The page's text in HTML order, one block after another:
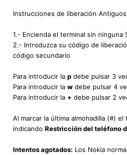
Instrucciones de liberación
1.- Encienda el terminal sin ninguna
2.- Introduzca su código de
código secundario
Para introducir la p debe pulsar 3
Para introducir la w debe pulsar 4
Para introducir la + debe pulsar 2
Al marcar la última almohadilla (#)
indicando Restricción del teléfono
Intentos agotados: Los Nokia